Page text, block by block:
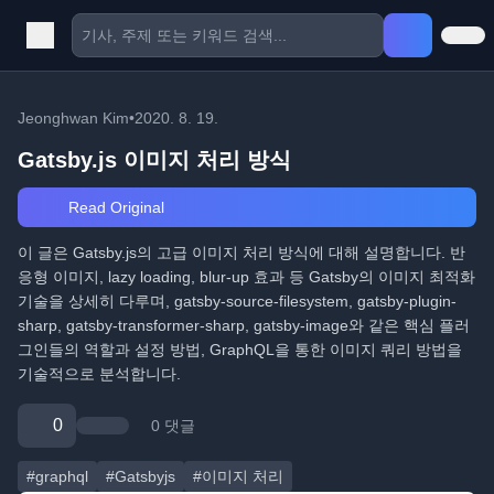
Jeonghwan Kim•2020. 8. 19.
Gatsby.js 이미지 처리 방식
Read Original
이 글은 Gatsby.js의 고급 이미지 처리 방식에 대해 설명합니다. 반
응형 이미지, lazy loading, blur-up 효과 등 Gatsby의 이미지 최적화
기술을 상세히 다루며, gatsby-source-filesystem, gatsby-plugin-
sharp, gatsby-transformer-sharp, gatsby-image와 같은 핵심 플러
그인들의 역할과 설정 방법, GraphQL을 통한 이미지 쿼리 방법을
기술적으로 분석합니다.
0 0 댓글
#graphql #Gatsbyjs #이미지 처리